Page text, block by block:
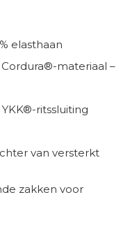
elasthaan
Cordura®-materiaal –
ritssluiting
van versterkt
zakken voor